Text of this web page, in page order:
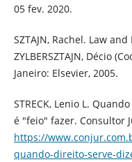
05 fev. 2020.
SZTAJN, Rachel. Law
ZYLBERSZTAJN, Décio
Janeiro: Elsevier, 2005.
STRECK, Lenio L.
é "feio" fazer. Consultor
https://
quando-direito-serve-